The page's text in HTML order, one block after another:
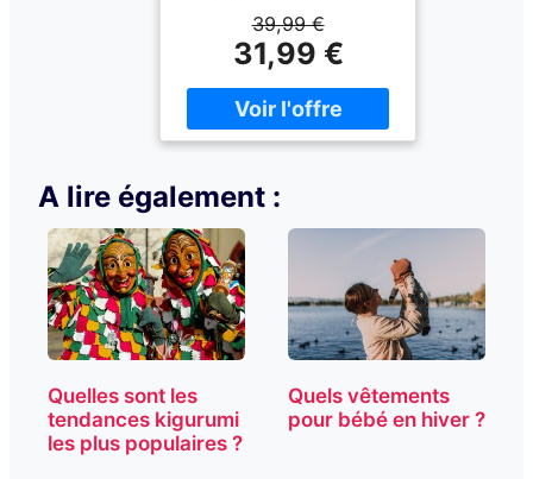
Coupe confortable Lot de
3 Deux avec imprimé Un
de couleur unie Boutons-
pression pratiques Nom
de la couleur : Kaki vintage
Composition : 95 %
39,99 €
31,99 €
A lire également :
Quelles sont les
tendances kigurumi
les plus populaires ?
Quels vêtements
pour bébé en hiver ?